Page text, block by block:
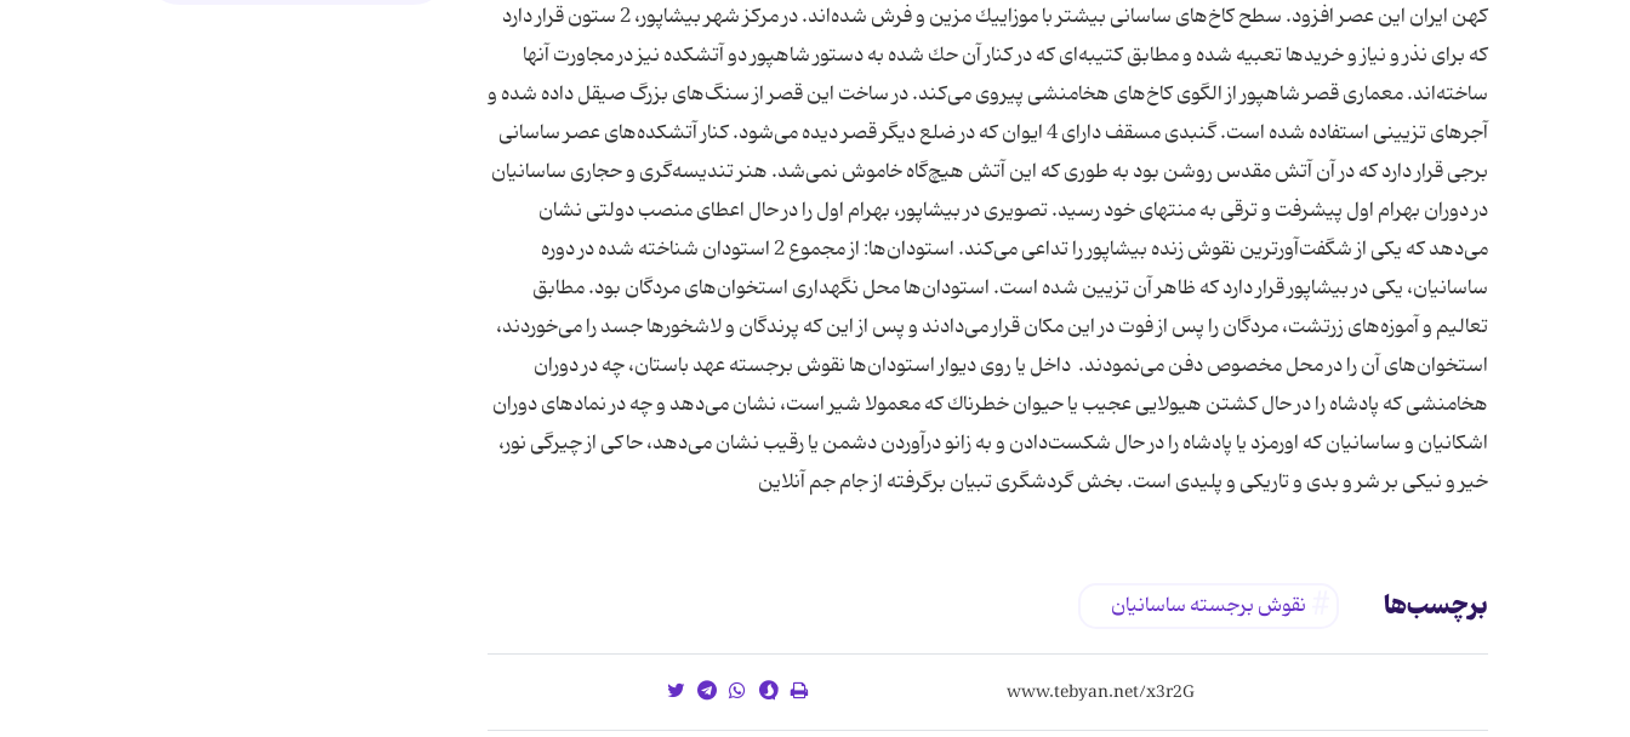
كهن ایران این عصر افزود. سطح كاخ‌های ساسانی بیشتر با موزاییك‌ مزین و فرش شده‌اند. در مركز شهر بیشاپور، 2 ستون قرار دارد
كه برای نذر و نیاز و خریدها تعبیه شده و مطابق كتیبه‌ای كه در كنار آن حك شده به دستور شاهپور دو آتشكده نیز در مجاورت آنها
ساخته‌اند. معماری قصر شاهپور از الگوی كاخ‌های هخامنشی پیروی می‌كند. در ساخت این قصر از سنگ‌های بزرگ صیقل داده شده و
آجرهای تزیینی استفاده شده است. گنبدی مسقف دارای 4 ایوان كه در ضلع دیگر قصر دیده می‌شود. كنار آتشكده‌های عصر ساسانی
برجی قرار دارد كه در آن آتش مقدس روشن بود به طوری كه این آتش هیچ‌گاه خاموش نمی‌شد. هنر تندیسه‌گری و حجاری ساسانیان
در دوران بهرام اول پیشرفت و ترقی به منتهای خود رسید. تصویری در بیشاپور، بهرام اول را در حال اعطای منصب دولتی نشان
می‌دهد كه یكی از شگفت‌آورترین نقوش زنده بیشاپور را تداعی می‌كند. استودان‌ها: از مجموع 2 استودان شناخته شده در دوره
ساسانیان، یكی در بیشاپور قرار دارد كه ظاهر آن تزیین شده است. استودان‌ها محل نگهداری استخوان‌های مردگان بود. مطابق
تعالیم و آموزه‌های زرتشت، مردگان را پس از فوت در این مكان قرار می‌دادند و پس از این كه پرندگان و لاشخورها جسد را می‌خوردند،
استخوان‌های آن را در محل مخصوص دفن می‌نمودند. ‌ داخل یا روی دیوار استودان‌ها نقوش برجسته عهد باستان، چه در دوران
هخامنشی كه پادشاه را در حال كشتن هیولایی عجیب یا حیوان خطرناك كه معمولا شیر است، نشان می‌دهد و چه در نمادهای دوران
اشكانیان و ساسانیان كه اورمزد یا پادشاه را در حال شكست‌دادن و به زانو درآوردن دشمن یا رقیب نشان می‌‌دهد، حاكی از چیرگی نور،
خیر و نیكی بر شر و بدی و تاریكی و پلیدی است. بخش گردشگری تبیان برگرفته از جام جم آنلاین
برچسب‌ها نقوش برجسته ساسانیان